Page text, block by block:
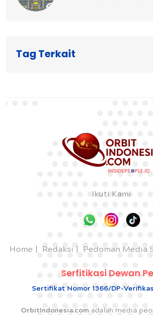
Tag Terkait
Ikuti Kami
Home Redaksi Pedoman Media
Serfitikasi Dewan
Sertifikat Nomor 1366/DP-
OrbitIndonesia.com adalah media